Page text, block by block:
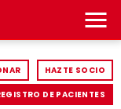
HAZTE SOCIO
DE PACIENTES